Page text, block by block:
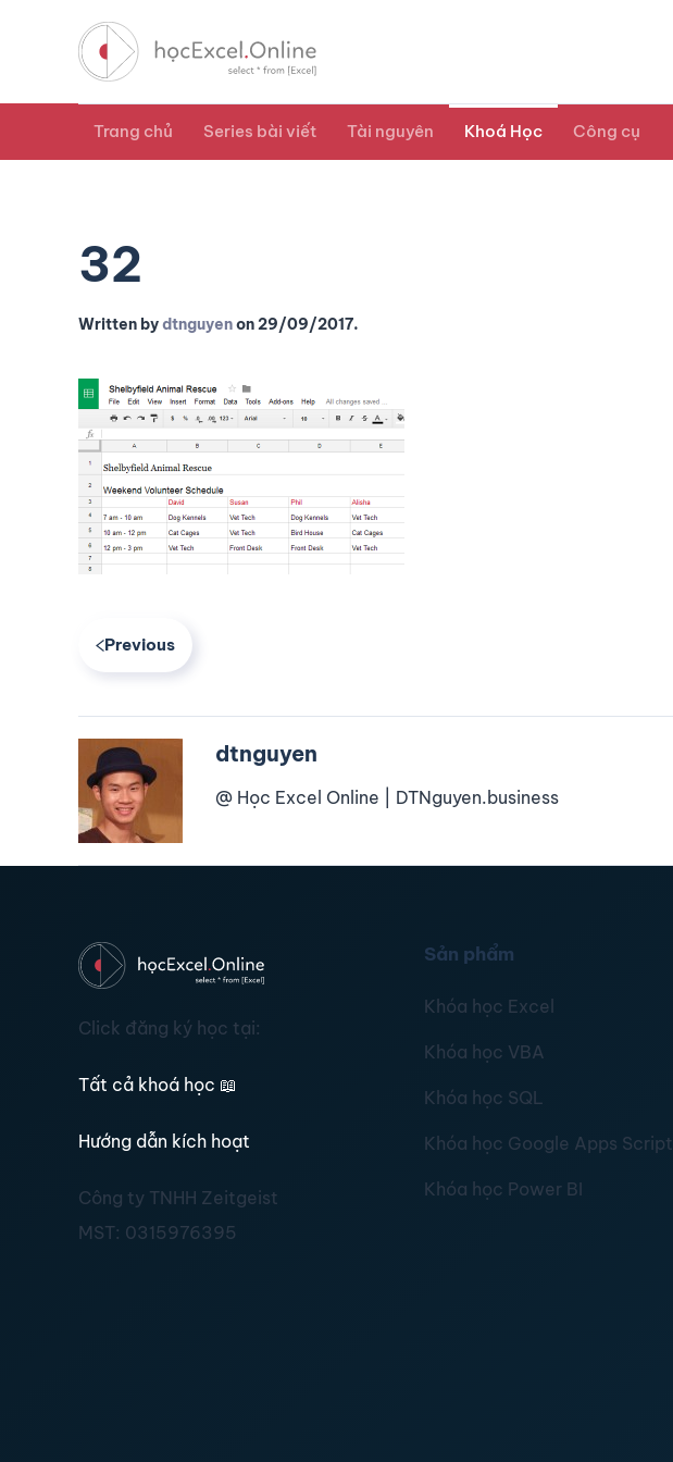
Trang chủ Series bài viết Tài nguyên Khoá Học Công cụ
32
Written bydtnguyenon29/09/2017.
Previous
dtnguyen
@ Học Excel Online | DTNguyen.business
Click đăng ký học tại:
Tất cả khoá học 📖
Hướng dẫn kích hoạt
Công ty TNHH Zeitgeist
MST: 0315976395
Sản phẩm
Khóa học Excel
Khóa học VBA
Khóa học SQL
Khóa học Google Apps Script
Khóa học Power BI